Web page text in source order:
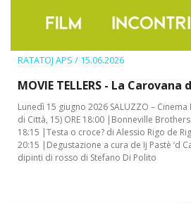
RATATOJ APS / 15.06.2026
MOVIE TELLERS - La Carovana
Lunedì 15 giugno 2026 SALUZZO –
di Città, 15) ORE 18:00 |Bonneville
18:15 |Testa o croce? di Alessio Rigo de
20:15 |Degustazione a cura de Ij Pastè ‘d
dipinti di rosso di Stefano Di Polito